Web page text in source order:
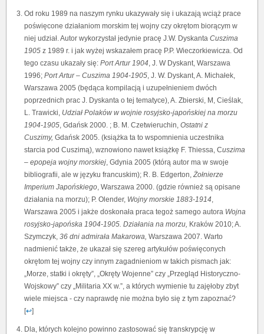
Od roku 1989 na naszym rynku ukazywały się i ukazają wciąż prace
poświęcone działaniom morskim tej wojny czy okrętom biorącym w
niej udział. Autor wykorzystał jedynie pracę J.W. Dyskanta Cuszima
1905 z 1989 r. i jak wyżej wskazałem pracę P.P. Wieczorkiewicza. Od
tego czasu ukazały się: Port Artur 1904, J. W Dyskant, Warszawa
1996; Port Artur – Cuszima 1904-1905, J. W. Dyskant, A. Michałek,
Warszawa 2005 (będąca kompilacją i uzupełnieniem dwóch
poprzednich prac J. Dyskanta o tej tematyce), A. Zbierski, M, Cieślak,
L. Trawicki, Udział Polaków w wojnie rosyjsko-japońskiej na morzu
1904-1905, Gdańsk 2000. ; B. M. Czetwieruchin, Ostatni z
Cuszimy, Gdańsk 2005. (książka ta to wspomnienia uczestnika
starcia pod Cuszimą), wznowiono nawet książkę F. Thiessa, Cuszima
– epopeja wojny morskiej, Gdynia 2005 (którą autor ma w swoje
bibliografii, ale w języku francuskim); R. B. Edgerton, Żołnierze
Imperium Japońskiego, Warszawa 2000. (gdzie również są opisane
działania na morzu); P. Olender, Wojny morskie 1883-1914,
Warszawa 2005 i jakże doskonała praca tegoż samego autora Wojna
rosyjsko-japońska 1904-1905. Działania na morzu, Kraków 2010; A.
Szymczyk, 36 dni admirała Makarowa, Warszawa 2007. Warto
nadmienić także, że ukazał się szereg artykułów poświęconych
okrętom tej wojny czy innym zagadnieniom w takich pismach jak:
„Morze, statki i okręty”, „Okręty Wojenne” czy „Przegląd Historyczno-
Wojskowy” czy „Militaria XX w.”, a których wymienie tu zajęłoby zbyt
wiele miejsca - czy naprawdę nie można było się z tym zapoznać?
[↩]
Dla, których kolejno powinno zastosować się transkrypcję w